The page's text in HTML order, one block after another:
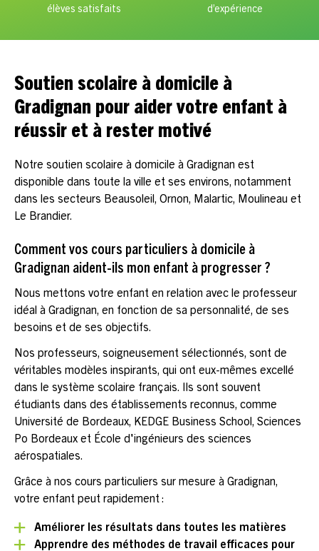
élèves satisfaits d’expérience
Soutien scolaire à domicile à
Gradignan pour aider votre enfant à
réussir et à rester motivé
Notre soutien scolaire à domicile à Gradignan est
disponible dans toute la ville et ses environs, notamment
dans les secteurs Beausoleil, Ornon, Malartic, Moulineau et
Le Brandier.
Comment vos cours particuliers à domicile à
Gradignan aident-ils mon enfant à progresser ?
Nous mettons votre enfant en relation avec le professeur
idéal à Gradignan, en fonction de sa personnalité, de ses
besoins et de ses objectifs.
Nos professeurs, soigneusement sélectionnés, sont de
véritables modèles inspirants, qui ont eux-mêmes excellé
dans le système scolaire français. Ils sont souvent
étudiants dans des établissements reconnus, comme
Université de Bordeaux, KEDGE Business School, Sciences
Po Bordeaux et École d'ingénieurs des sciences
aérospatiales.
Grâce à nos cours particuliers sur mesure à Gradignan,
votre enfant peut rapidement :
Améliorer les résultats dans toutes les matières
Apprendre des méthodes de travail efficaces pour